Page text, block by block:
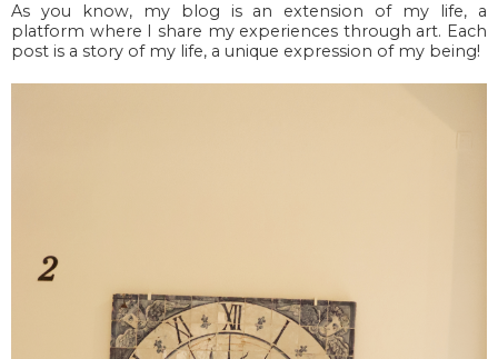
As you know, my blog is an extension of my life, a
platform where I share my experiences through art. Each
post is a story of my life, a unique expression of my being!